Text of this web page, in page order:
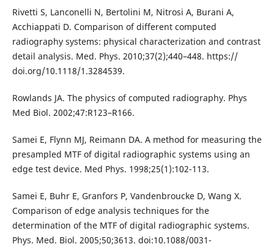
Rivetti S, Lanconelli N, Bertolini M, Nitrosi A, Burani A,
Acchiappati D. Comparison of different computed
radiography systems: physical characterization and contrast
detail analysis. Med. Phys. 2010;37(2);440–448. https://
doi.org/10.1118/1.3284539.
Rowlands JA. The physics of computed radiography. Phys
Med Biol. 2002;47:R123–R166.
Samei E, Flynn MJ, Reimann DA. A method for measuring the
presampled MTF of digital radiographic systems using an
edge test device. Med Phys. 1998;25(1):102-113.
Samei E, Buhr E, Granfors P, Vandenbroucke D, Wang X.
Comparison of edge analysis techniques for the
determination of the MTF of digital radiographic systems.
Phys. Med. Biol. 2005;50;3613. doi:10.1088/0031-